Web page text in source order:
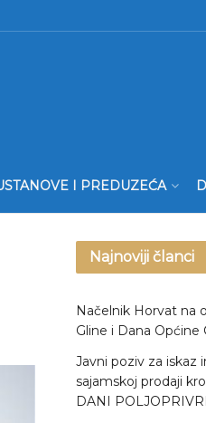
I PREDUZEĆA
Najnoviji članci
Načelnik Horvat na
Gline i Dana Općine
Javni poziv za iskaz
sajamskoj prodaji
DANI